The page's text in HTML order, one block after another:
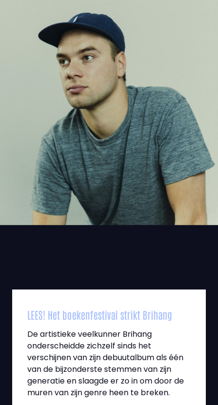
LEES! Het boekenfestival strikt Brihang
De artistieke veelkunner Brihang
onderscheidde zichzelf sinds het
verschijnen van zijn debuutalbum als één
van de bijzonderste stemmen van zijn
generatie en slaagde er zo in om door de
muren van zijn genre heen te breken.